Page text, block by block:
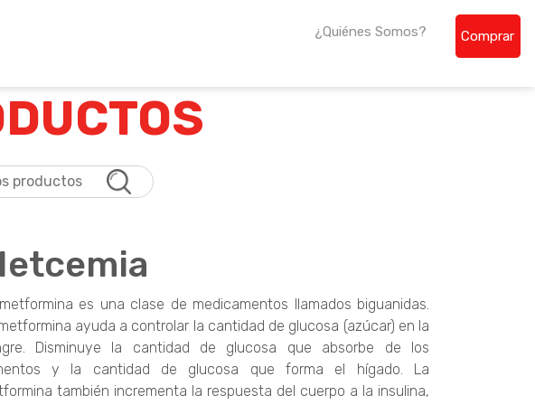
¿Quiénes Somos? Comprar
es una clase de medicamentos llamados biguanidas.
ayuda a controlar la cantidad de glucosa (azúcar) en la
Disminuye la cantidad de glucosa que absorbe de los
y la cantidad de glucosa que forma el hígado. La
también incrementa la respuesta del cuerpo a la insulina,